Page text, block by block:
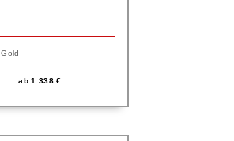
Gold
ab1.338€